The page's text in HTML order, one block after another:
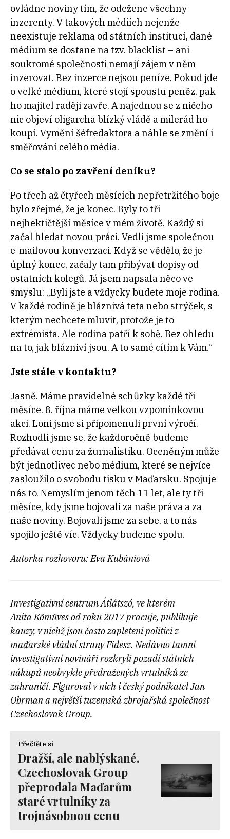
ovládne noviny tím, že odežene všechny
inzerenty. V takových médiích nejenže
neexistuje reklama od státních institucí, dané
médium se dostane na tzv. blacklist – ani
soukromé společnosti nemají zájem v něm
inzerovat. Bez inzerce nejsou peníze. Pokud jde
o velké médium, které stojí spoustu peněz, pak
ho majitel raději zavře. A najednou se z ničeho
nic objeví oligarcha blízký vládě a milerád ho
koupí. Vymění šéfredaktora a náhle se změní i
směřování celého média.
Co se stalo po zavření deníku?
Po třech až čtyřech měsících nepřetržitého boje
bylo zřejmé, že je konec. Byly to tři
nejhektičtější měsíce v mém životě. Každý si
začal hledat novou práci. Vedli jsme společnou
e-mailovou konverzaci. Když se vědělo, že je
úplný konec, začaly tam přibývat dopisy od
ostatních kolegů. Já jsem napsala něco ve
smyslu: „Byli jste a vždycky budete moje rodina.
V každé rodině je bláznivá teta nebo strýček, s
kterým nechcete mluvit, protože je to
extrémista. Ale rodina patří k sobě. Bez ohledu
na to, jak blázniví jsou. A to samé cítím k Vám.“
Jste stále v kontaktu?
Jasně. Máme pravidelné schůzky každé tři
měsíce. 8. října máme velkou vzpomínkovou
akci. Loni jsme si připomenuli první výročí.
Rozhodli jsme se, že každoročně budeme
předávat cenu za žurnalistiku. Oceněným může
být jednotlivec nebo médium, které se nejvíce
zasloužilo o svobodu tisku v Maďarsku. Spojuje
nás to. Nemyslím jenom těch 11 let, ale ty tři
měsíce, kdy jsme bojovali za naše práva a za
naše noviny. Bojovali jsme za sebe, a to nás
spojilo ještě víc. Vždycky budeme spolu.
Autorka rozhovoru: Eva Kubániová
Investigativní centrum Átlátszó, ve kterém
Anita Kömüves od roku 2017 pracuje, publikuje
kauzy, v nichž jsou často zapleteni politici z
maďarské vládní strany Fidesz. Nedávno tamní
investigativní novináři rozkryli pozadí státních
nákupů neobvykle předražených vrtulníků ze
zahraničí. Figuroval v nich i český podnikatel Jan
Obrman a největší tuzemská zbrojařská společnost
Czechoslovak Group.
Přečtěte si
Dražší, ale nablýskané.
Czechoslovak Group
přeprodala Maďarům
staré vrtulníky za
trojnásobnou cenu